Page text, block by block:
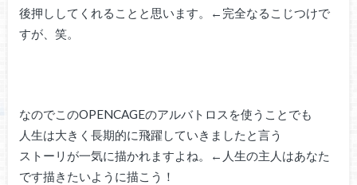
後押ししてくれることと思います。←完全なるこじつけで
すが、笑。
なのでこのOPENCAGEのアルバトロスを使うことでも
人生は大きく長期的に飛躍していきましたと言う
ストーリが一気に描かれますよね。←人生の主人はあなた
です描きたいように描こう！